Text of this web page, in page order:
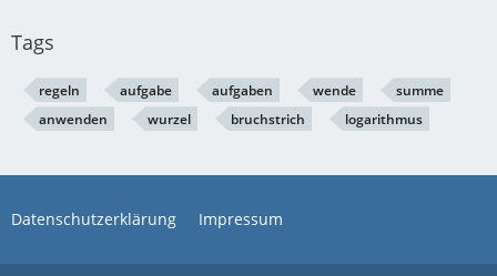
Tags
regeln aufgabe aufgaben wende
summe
anwenden
wurzel bruchstrich logarithmus
Datenschutzerklärung Impressum